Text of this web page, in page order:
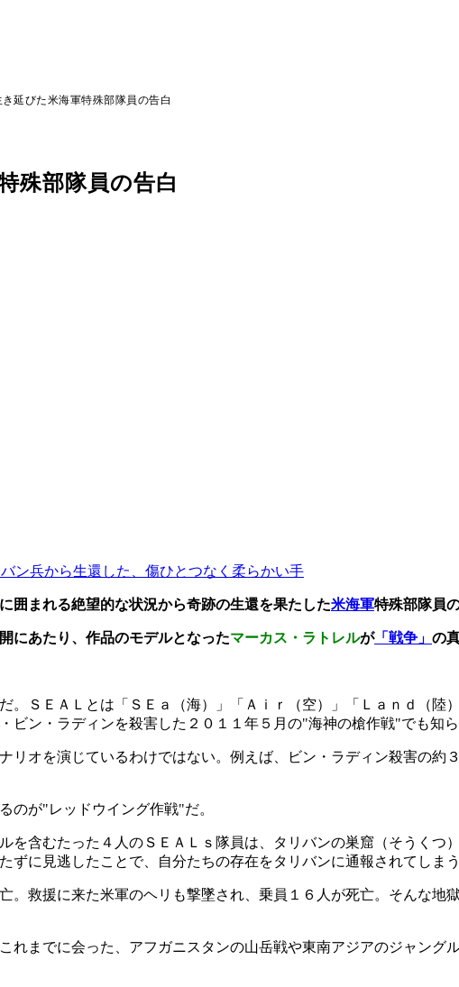
延びた米海軍特殊部隊員の告白
殊部隊員の告白
ン兵から生還した、傷ひとつなく柔らかい手
囲まれる絶望的な状況から奇跡の生還を果たした米海軍特殊部隊員
にあたり、作品のモデルとなったマーカス・ラトレルが「戦争」 の
ＳＥＡＬとは「ＳＥａ（海）」「Ａｉｒ（空）」「Ｌａｎｄ（陸
ン・ラディンを殺害した２０１１年５月の"海神の槍作戦"でも知ら
オを演じているわけではない。例えば、ビン・ラディン殺害の約
のが"レッドウイング作戦"だ。
含むたった４人のＳＥＡＬｓ隊員は、タリバンの巣窟（そうくつ
に見逃したことで、自分たちの存在をタリバンに通報されてしまう
救援に来た米軍のヘリも撃墜され、乗員１６人が死亡。そんな地
までに会った、アフガニスタンの山岳戦や東南アジアのジャング